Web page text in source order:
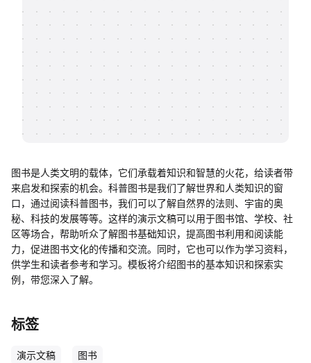
帮助中心
知识分享社区
图书是人类文明的载体，它们承载着知识和智慧的火花，给读者带
来启发和探索的机会。科普图书是我们了解世界和人类知识的窗
口，通过阅读科普图书，我们可以了解自然界的法则、宇宙的奥
秘、科技的发展等等。这样的演示文稿可以用于图书馆、学校、社
区等场合，帮助听众了解图书基础知识，提高图书利用和阅读能
力，促进图书文化的传播和交流。同时，它也可以作为学习资料，
供学生和读者参考和学习。模板将介绍图书的基本知识和探索实
例，带您深入了解。
标签
演示文稿 图书